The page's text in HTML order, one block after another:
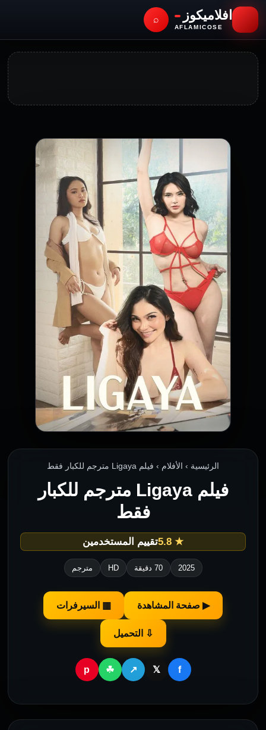
افلاميكوز
AFLAMICOSE
⌕
الرئيسية › الأفلام › فيلم Ligaya مترجم للكبار فقط
فيلم Ligaya مترجم للكبار
فقط
★ 5.8 تقييم المستخدمين
2025 70 دقيقة HD مترجم
▶ صفحة المشاهدة ▦ السيرفرات
⇩ التحميل
f
𝕏
↗
☘
p